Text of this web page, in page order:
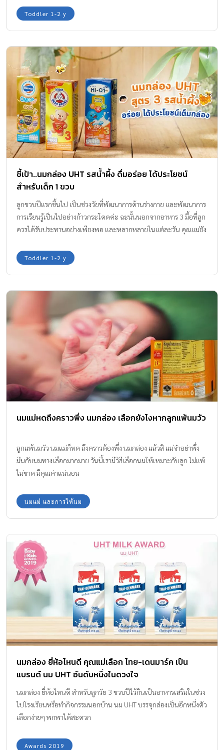
Toddler 1-2 y
ชี้เป้า..นมกล่อง UHT รสน้ำผึ้ง ดื่มอร่อย ได้ประโยชน์
สำหรับเด็ก 1 ขวบ
ลูกขวบปีแรกขึ้นไป เป็นช่วงวัยที่พัฒนาการด้านร่างกาย และพัฒนาการ
การเรียนรู้เป็นไปอย่างก้าวกระโดดค่ะ ฉะนั้นนอกจากอาหาร 3 มื้อที่ลูก
ควรได้รับประทานอย่างเพียงพอ และหลากหลายในแต่ละวัน คุณแม่ยัง
เด็กวัย 1 ขวบ ควรดื่มนมกล่อง UHT สูตร 3 วันละ 2 กล่อง!!
Toddler 1-2 y
นมแม่หดถึงคราวพึ่ง นมกล่อง เลือกยังไงหากลูกแพ้นมวัว
ลูกแพ้นมวัว นมแม่ก็หด ถึงคราวต้องพึ่ง นมกล่อง แล้วสิ แม่จ๋าอย่าพึ่ง
มึนกับนมทางเลือกมากมาย วันนี้เรามีวิธีเลือกนมให้เหมาะกับลูก ไม่แพ้
ไม่ขาด มีคุณค่าแน่นอน
นมแม่ และการให้นม
นมกล่อง ยี่ห้อไหนดี คุณแม่เลือก ไทย-เดนมาร์ค เป็น
แบรนด์ นม UHT อันดับหนึ่งในดวงใจ
นมกล่อง ยี่ห้อไหนดี สำหรับลูกวัย 3 ขวบปีไว้กินเป็นอาหารเสริมในช่วง
ไปโรงเรียนหรือทำกิจกรรมนอกบ้าน นม UHT บรรจุกล่องเป็นอีกหนึ่งตัว
เลือกง่ายๆ พกพาได้สะดวก
Awards 2019